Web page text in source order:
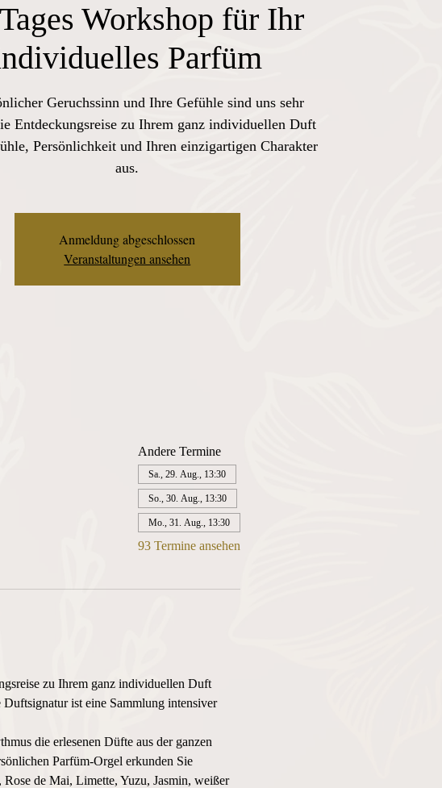
Workshop für Ihr
Parfüm
Geruchssinn und Ihre Gefühle sind uns sehr
Entdeckungsreise zu Ihrem ganz individuellen Duft
Persönlichkeit und Ihren einzigartigen Charakter
aus.
Anmeldung abgeschlossen
Veranstaltungen ansehen
Andere Termine
Sa., 29. Aug., 13:30
So., 30. Aug., 13:30
Mo., 31. Aug., 13:30
93 Termine ansehen
zu Ihrem ganz individuellen Duft
ist eine Sammlung intensiver
die erlesenen Düfte aus der ganzen
Parfüm-Orgel erkunden Sie
de Mai, Limette, Yuzu, Jasmin, weißer